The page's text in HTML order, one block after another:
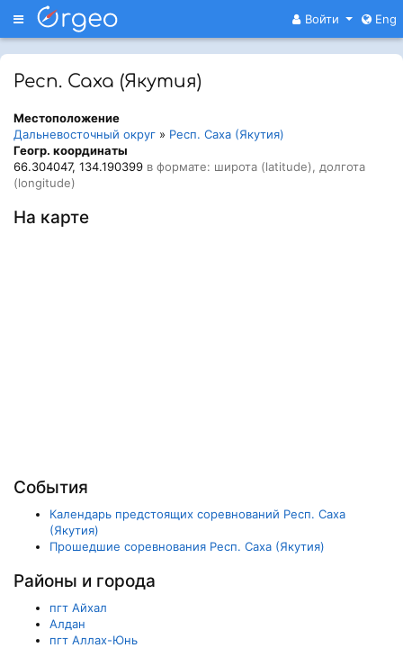
Меню Войти Eng
Респ. Саха (Якутия)
Местоположение
Дальневосточный округ » Респ. Саха (Якутия)
Геогр. координаты
66.304047, 134.190399 в формате: широта (latitude), долгота
(longitude)
На карте
События
Календарь предстоящих соревнований Респ. Саха
(Якутия)
Прошедшие соревнования Респ. Саха (Якутия)
Районы и города
пгт Айхал
Алдан
пгт Аллах-Юнь